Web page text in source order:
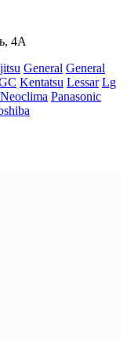
4А
General General
Kentatsu Lessar Lg
Neoclima Panasonic